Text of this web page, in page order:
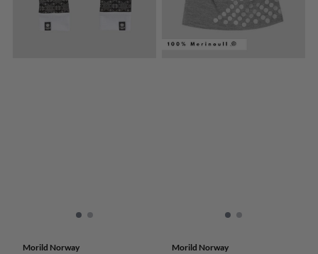
Morild Norway Morild Norway